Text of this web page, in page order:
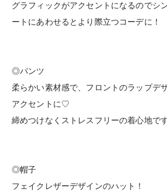
グラフィックがアクセントになるのでシ
ートにあわせるとより際立つコーデに！
◎パンツ
柔らかい素材感で、フロントのラップデ
アクセントに♡
締めつけなくストレスフリーの着心地で
◎帽子
フェイクレザーデザインのハット！